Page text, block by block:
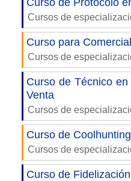
Curso de Protocolo
Cursos de
Curso para
Cursos de
Curso de Técnico
Venta
Cursos de
Curso de
Cursos de
Curso de